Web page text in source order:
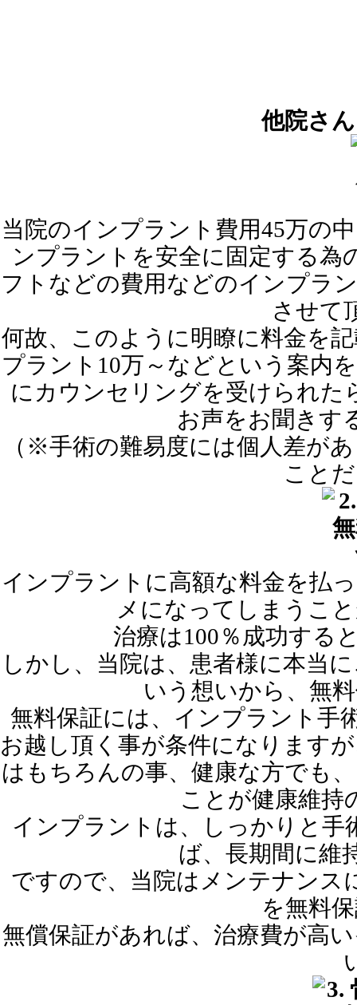
他院さ
当院のインプラント費用45万の
ンプラントを安全に固定する
フトなどの費用などのインプラ
させて
何故、このように明瞭に料金を
プラント10万～などという案内
にカウンセリングを受けられた
お声をお聞きす
（※手術の難易度には個人差が
こと
インプラントに高額な料金を払
メになってしまうこ
治療は100％成功する
しかし、当院は、患者様に本当
いう想いから、無
無料保証には、インプラント手
お越し頂く事が条件になります
はもちろんの事、健康な方でも
ことが健康維持
インプラントは、しっかりと手
ば、長期間に維
ですので、当院はメンテナンス
を無料
無償保証があれば、治療費が高